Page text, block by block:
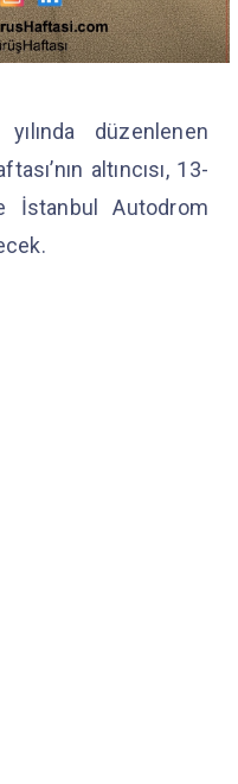
düzenlenen
altıncısı, 13-
İstanbul Autodrom